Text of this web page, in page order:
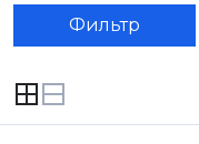
Фильтр